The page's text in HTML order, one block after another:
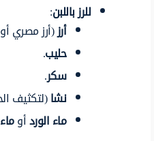
للرز باللبن:
أرز(أرز مصري
حليب.
سكر.
نشا(لتكثيف
ماء الوردأو